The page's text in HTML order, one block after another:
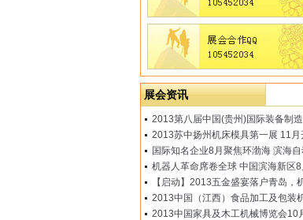
展会资讯
2013第八届中国(贵州)国际装备制
2013苏中扬州机床模具第一展 11月
国际知名企业8月聚焦环渤海 滨海
机器人革命席卷全球 中国滨海新区
【启动】2013五金盛宴落户青岛，
2013中国（江西）食品加工及包装
2013中国家具及木工机械博览会10